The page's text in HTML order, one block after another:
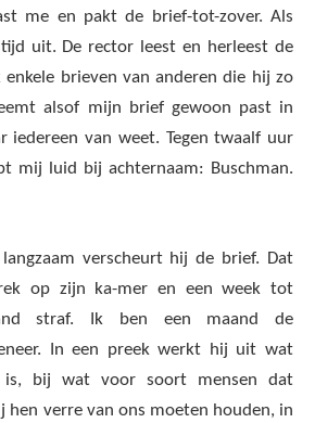
me en pakt de brief-tot-zover. Als
uit. De rector leest en herleest de
brieven van anderen die hij zo
alsof mijn brief gewoon past in
iedereen van weet. Tegen twaalf uur
mij luid bij achternaam: Buschman.
langzaam verscheurt hij de brief. Dat
op zijn ka-mer en een week tot
straf. Ik ben een maand de
In een preek werkt hij uit wat
is, bij wat voor soort mensen dat
hen verre van ons moeten houden, in